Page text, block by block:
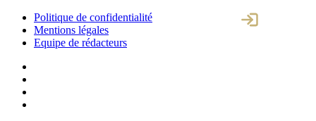
Politique de confidentialité
Mentions légales
Equipe de rédacteurs